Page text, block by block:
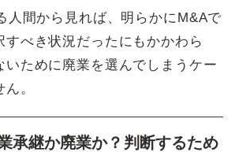
人間から見れば、明らかにM&Aで
すべき状況だったにもかかわら
いために廃業を選んでしまうケー
。
承継か廃業か？判断するため